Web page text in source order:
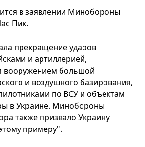
в заявлении Минобороны
Пик.
прекращение ударов
и артиллерией,
вооружением большой
и воздушного базирования,
по ВСУ и объектам
в Украине. Минобороны
также призвало Украину
примеру".